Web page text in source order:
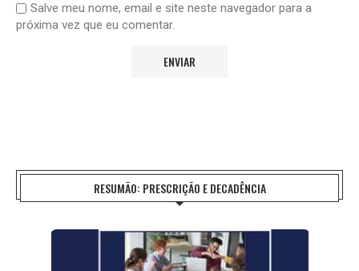
Salve meu nome, email e site neste navegador para a
próxima vez que eu comentar.
RESUMÃO: PRESCRIÇÃO E DECADÊNCIA